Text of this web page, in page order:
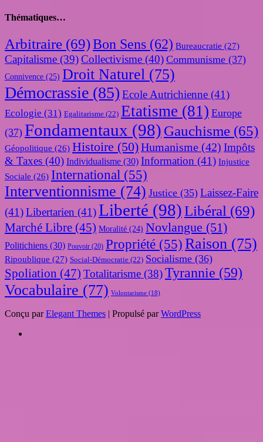
Thématiques…
Arbitraire (69)Bon Sens (62) Bureaucratie (27)
Capitalisme (39)Collectivisme (40) Communisme (37)
Connivence (25) Droit Naturel (75)
Démocrassie (85) Ecole Autrichienne (41)
Ecologie (31) Egalitarisme (22) Etatisme (81) Europe
(37) Fondamentaux (98) Gauchisme (65)
Géopolitique (26) Histoire (50)Humanisme (42) Impôts
& Taxes (40) Individualisme (30) Information (41) Injustice
Sociale (26) International (55)
Interventionnisme (74) Justice (35) Laissez-Faire
(41)Libertarien (41)Liberté (98)Libéral (69)
Marché Libre (45) Moralité (24) Novlangue (51)
Politichiens (30) Pouvoir (20) Propriété (55) Raison (75)
Ripoublique (27) Social-Démocratie (22) Socialisme (36)
Spoliation (47) Totalitarisme (38)Tyrannie (59)
Vocabulaire (77) Volontarisme (18)
Conçu parElegant Themes | Propulsé parWordPress